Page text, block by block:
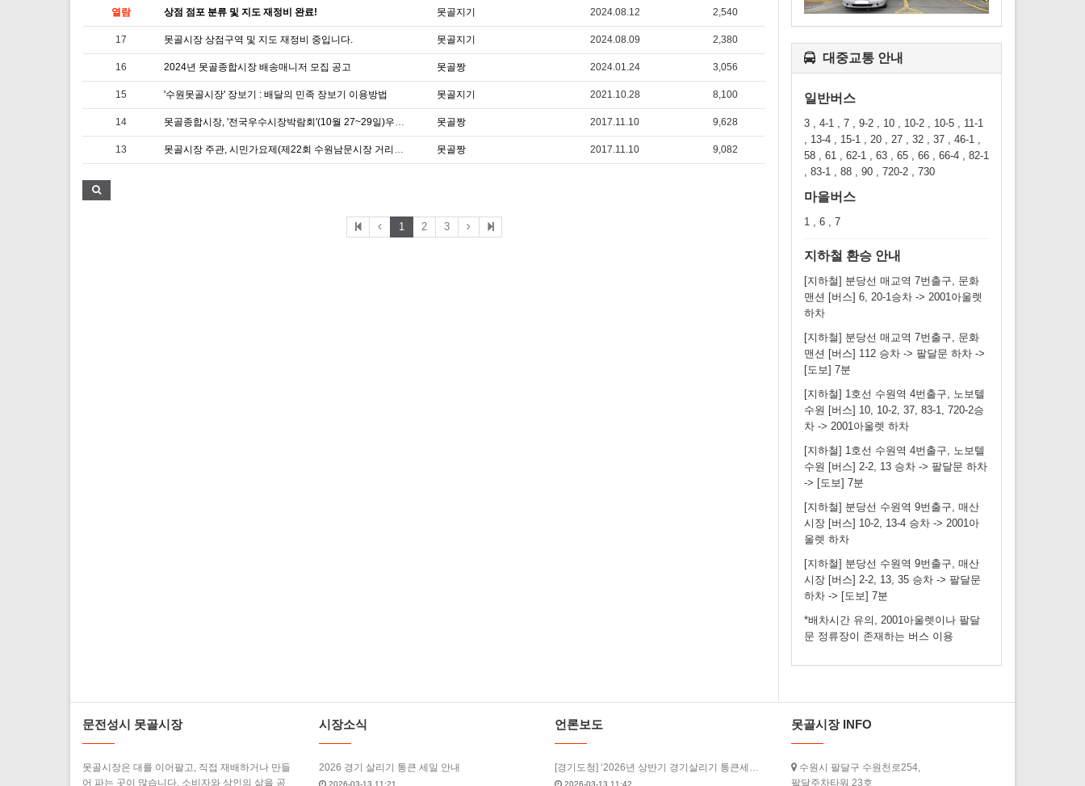
열람 상점 점포 분류 및 지도 재정비 완료! 못골지기 2024.08.12 2,540
17 못골시장 상점구역 및 지도 재정비 중입니다. 못골지기 2024.08.09 2,380
16 2024년 못골종합시장 배송매니저 모집 공고 못골짱 2024.01.24 3,056
15 '수원못골시장' 장보기 : 배달의 민족 장보기 이용방법 못골지기 2021.10.28 8,100
14 못골짱 2017.11.10 9,628
13 못골짱 2017.11.10 9,082
1 2 3
대중교통 안내
일반버스
3 , 4-1 , 7 , 9-2 , 10 , 10-2 , 10-5 , 11-1
, 13-4 , 15-1 , 20 , 27 , 32 , 37 , 46-1 ,
58 , 61 , 62-1 , 63 , 65 , 66 , 66-4 , 82-1
, 83-1 , 88 , 90 , 720-2 , 730
마을버스
1 , 6 , 7
지하철 환승 안내
[지하철] 분당선 매교역 7번출구, 문화
맨션 [버스] 6, 20-1승차 -> 2001아울렛
하차
[지하철] 분당선 매교역 7번출구, 문화
맨션 [버스] 112 승차 -> 팔달문 하차 ->
[도보] 7분
[지하철] 1호선 수원역 4번출구, 노보텔
수원 [버스] 10, 10-2, 37, 83-1, 720-2승
차 -> 2001아울렛 하차
[지하철] 1호선 수원역 4번출구, 노보텔
수원 [버스] 2-2, 13 승차 -> 팔달문 하차
-> [도보] 7분
[지하철] 분당선 수원역 9번출구, 매산
시장 [버스] 10-2, 13-4 승차 -> 2001아
울렛 하차
[지하철] 분당선 수원역 9번출구, 매산
시장 [버스] 2-2, 13, 35 승차 -> 팔달문
하차 -> [도보] 7분
*배차시간 유의, 2001아울렛이나 팔달
문 정류장이 존재하는 버스 이용
문전성시 못골시장
못골시장은 대를 이어팔고, 직접 재배하거나 만들
어 파는 곳이 많습니다. 소비자와 상인의 삶을 공
시장소식
2026 경기 살리기 통큰 세일 안내
2026-03-13 11:21
언론보도
2026-03-13 11:42
못골시장 INFO
수원시 팔달구 수원천로254,
팔달주차타워 23호